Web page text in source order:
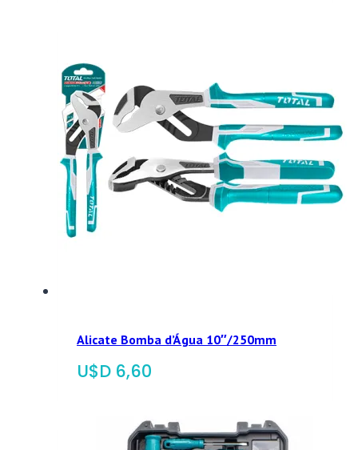
Alicate Bomba d’Água 10″/250mm
$ 6,60